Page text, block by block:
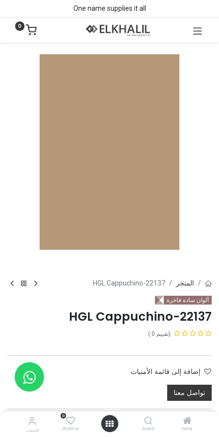
Home
Search
0
Wishlist الحساب
One name supplies it all
0
المتجر 22137-HGL Cappuchino
ألوان سادة فاخرة
22137-HGL Cappuchino
(تقييم 0 )
إضافة إلى قائمة الأمنيات
تواصل معنا